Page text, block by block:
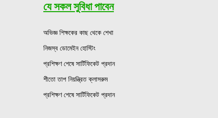
যে সকল সুবিধা পাবেন
অভিজ্ঞ শিক্ষকের কাছ থেকে শেখা
নিজস্ব ডোমেইন হোস্টিং
প্রশিক্ষণ শেষে সার্টিফিকেট প্রদান
শীতো তাপ নিয়ন্ত্রিত ক্লাসরুম
প্রশিক্ষণ শেষে সার্টিফিকেট প্রদান